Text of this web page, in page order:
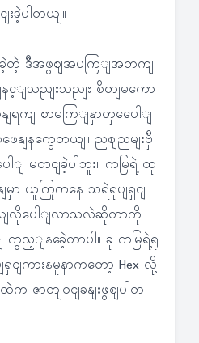
ခဲ့ပါတယျ။
ဈခဲ့တဲ့ ဒီအဖွဈအပကြျအတှကျ
သညျးသညျး စိတျမကော
ျရကျ စာမကြျနှာတှပေေါျ
ဖေနျနကွေတယျ။ ညဈညမျးဗှီ
ါျ မတငျခဲ့ပါဘူး။ ကမြရဲ့ ထု
ာ ယူကြုကနေ သရဲရုပျရှငျ
လိုပေါျလာသလဲဆိုတာကို
ျနခေဲ့တာပါ။ ခု ကမြရဲ့ရု
ငျကားနမူနာကတော့ Hex လို့
က ဇာတျဝငျခနျးဖွဈပါတ